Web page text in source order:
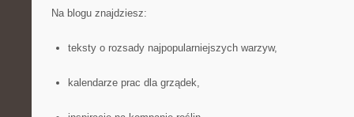
Na blogu znajdziesz:
teksty o rozsady najpopularniejszych warzyw,
kalendarze prac dla grządek,